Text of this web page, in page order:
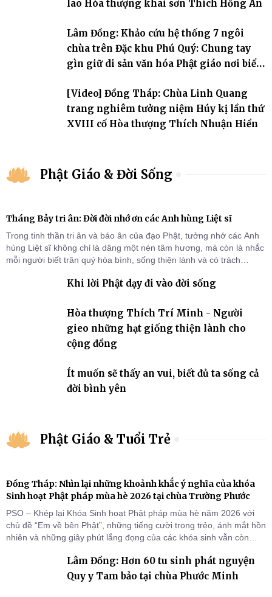
lão Hòa thượng khai sơn Thích Hồng Ân
Lâm Đồng: Khảo cứu hệ thống 7 ngôi
chùa trên Đặc khu Phú Quý: Chung tay
gìn giữ di sản văn hóa Phật giáo nơi biển
[Video] Đồng Tháp: Chùa Linh Quang
trang nghiêm tưởng niệm Húy kị lần thứ
XVIII cố Hòa thượng Thích Nhuận Hiền
Phật Giáo & Đời Sống
Tháng Bảy tri ân: Đời đời nhớ ơn các Anh hùng Liệt sĩ
Trong tinh thần tri ân và báo ân của đạo Phật, tưởng nhớ các Anh
hùng Liệt sĩ không chỉ là dâng một nén tâm hương, mà còn là nhắc
mỗi người biết trân quý hòa bình, sống thiện lành và có trách
Khi lời Phật dạy đi vào đời sống
Hòa thượng Thích Trí Minh - Người
gieo những hạt giống thiện lành cho
cộng đồng
Ít muốn sẽ thấy an vui, biết đủ ta sống cả
đời bình yên
Phật Giáo & Tuổi Trẻ
Đồng Tháp: Nhìn lại những khoảnh khắc ý nghĩa của khóa
Sinh hoạt Phật pháp mùa hè 2026 tại chùa Trường Phước
PSO – Khép lại Khóa Sinh hoạt Phật pháp mùa hè năm 2026 với
chủ đề “Em về bên Phật”, những tiếng cười trong trẻo, ánh mắt hồn
nhiên và những giây phút lắng đọng của các khóa sinh vẫn còn
Tháp). Những tuần tu học ngắn ngủi nhưng đã trở thành hành
trang quý báu, gieo những hạt giống thiện l
Lâm Đồng: Hơn 60 tu sinh phát nguyện
Quy y Tam bảo tại chùa Phước Minh